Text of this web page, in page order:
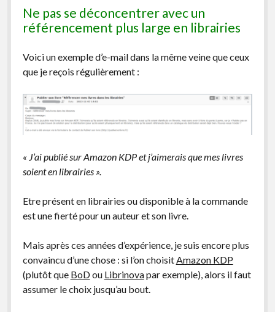
Ne pas se déconcentrer avec un
référencement plus large en librairies
Voici un exemple d’e-mail dans la même veine que ceux
que je reçois régulièrement :
« J’ai publié sur Amazon KDP et j’aimerais que mes livres
soient en librairies ».
Etre présent en librairies ou disponible à la commande
est une fierté pour un auteur et son livre.
Mais après ces années d’expérience, je suis encore plus
convaincu d’une chose : si l’on choisitAmazon KDP
(plutôt que BoDou Librinovapar exemple), alors il faut
assumer le choix jusqu’au bout.